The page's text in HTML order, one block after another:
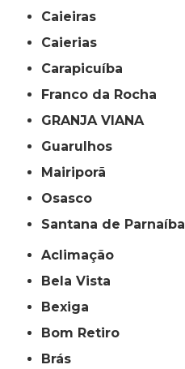
Caieiras
Caierias
Carapicuíba
Franco da Rocha
GRANJA VIANA
Guarulhos
Mairiporã
Osasco
Santana de Parnaíba
Aclimação
Bela Vista
Bexiga
Bom Retiro
Brás